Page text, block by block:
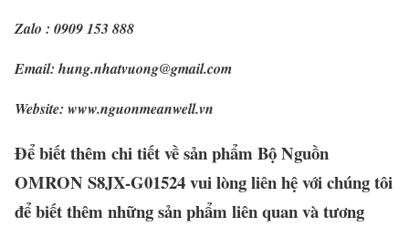
Zalo : 0909 153 888
Email: hung.nhatvuong@gmail.com
Website: www.nguonmeanwell.vn
Để biết thêm chi tiết về sản phẩm Bộ Nguồn
OMRON S8JX-G01524 vui lòng liên hệ với chúng tôi
để biết thêm những sản phẩm liên quan và tương